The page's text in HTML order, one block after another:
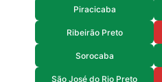
Piracicaba
Ribeirão Preto
Sorocaba
São José do Rio Preto